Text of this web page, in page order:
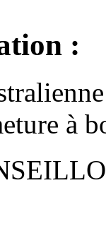
:
à